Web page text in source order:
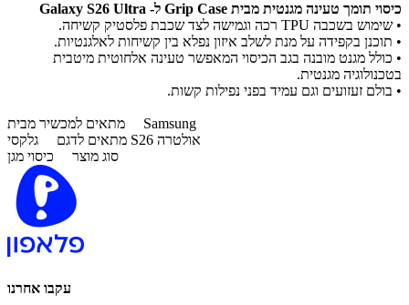
כיסוי תומך טעינה מגנטית מבית Grip Case ל- Galaxy S26 Ultra
• שימוש בשכבה TPU רכה וגמישה לצד שכבת פלסטיק קשיחה.
• תוכנן בקפידה על מנת לשלב איזון נפלא בין קשיחות לאלגנטיות.
• כולל מגנט מובנה בגב הכיסוי המאפשר טעינה אלחוטית מיטבית
בטכנולוגיה מגנטית.
• בולם זעזועים וגם עמיד בפני נפילות קשות.
מתאים למכשיר מבית Samsung
מתאים לדגם
גלקסי S26 אולטרה
סוג מוצר כיסוי מגן
עקבו אחרנו